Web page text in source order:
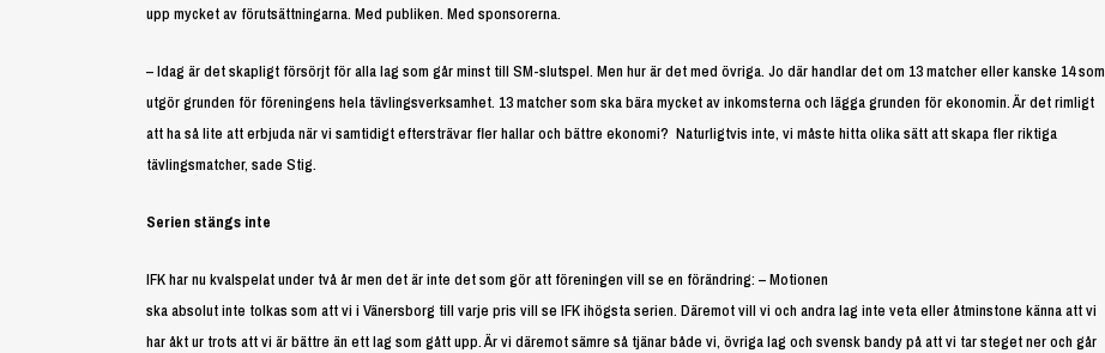
upp mycket av förutsättningarna. Med publiken. Med sponsorerna.
– Idag är det skapligt försörjt för alla lag som går minst till SM-slutspel. Men hur är det med övriga. Jo där handlar det om 13 matcher eller kanske 14 som
utgör grunden för föreningens hela tävlingsverksamhet. 13 matcher som ska bära mycket av inkomsterna och lägga grunden för ekonomin. Är det rimligt
att ha så lite att erbjuda när vi samtidigt eftersträvar fler hallar och bättre ekonomi? Naturligtvis inte, vi måste hitta olika sätt att skapa fler riktiga
tävlingsmatcher, sade Stig.
Serien stängs inte
IFK har nu kvalspelat under två år men det är inte det som gör att föreningen vill se en förändring: – Motionen
ska absolut inte tolkas som att vi i Vänersborg till varje pris vill se IFK ihögsta serien. Däremot vill vi och andra lag inte veta eller åtminstone känna att vi
har åkt ur trots att vi är bättre än ett lag som gått upp. Är vi däremot sämre så tjänar både vi, övriga lag och svensk bandy på att vi tar steget ner och går